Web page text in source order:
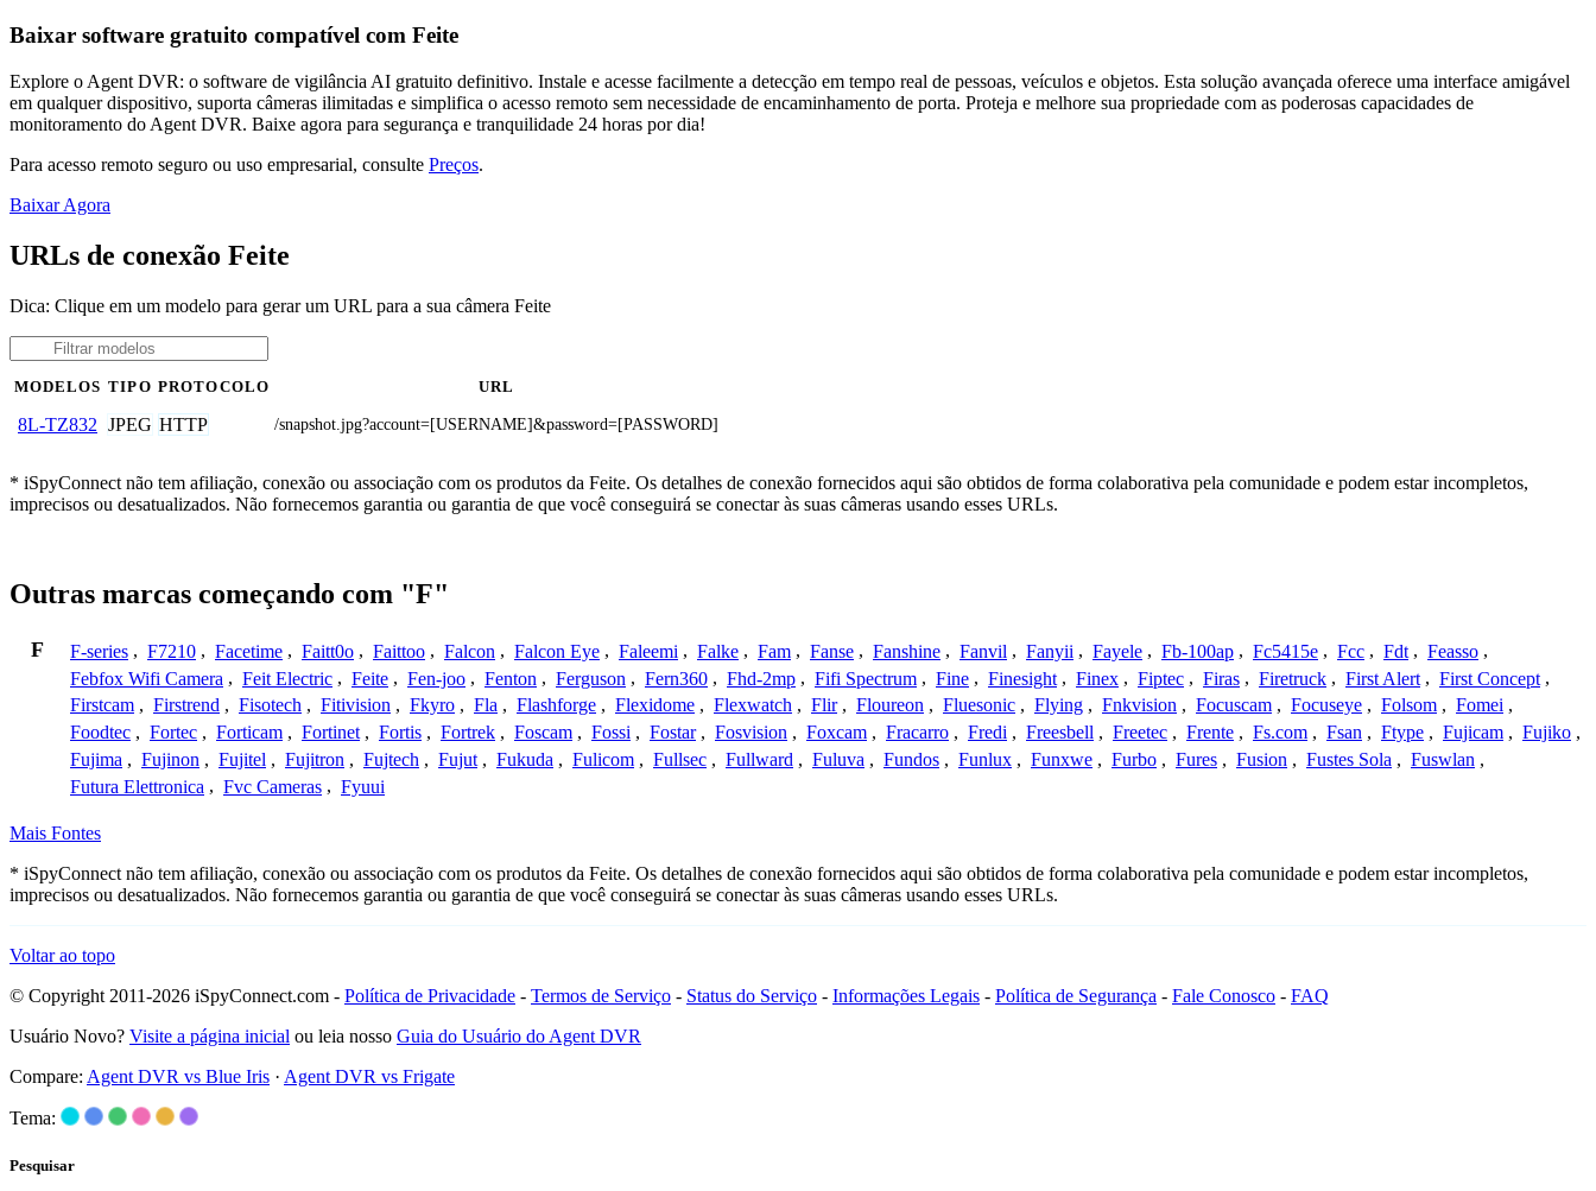
Baixar software gratuito compatível com Feite
Explore o Agent DVR: o software de vigilância AI gratuito definitivo. Instale e acesse facilmente a detecção em tempo real de pessoas, veículos e objetos. Esta solução avançada oferece uma interface amigável
em qualquer dispositivo, suporta câmeras ilimitadas e simplifica o acesso remoto sem necessidade de encaminhamento de porta. Proteja e melhore sua propriedade com as poderosas capacidades de
monitoramento do Agent DVR. Baixe agora para segurança e tranquilidade 24 horas por dia!
Para acesso remoto seguro ou uso empresarial, consulte Preços.
Baixar Agora
URLs de conexão Feite
Dica: Clique em um modelo para gerar um URL para a sua câmera Feite
MODELOS TIPO PROTOCOLO URL
8L-TZ832 JPEG HTTP /snapshot.jpg?account=[USERNAME]&password=[PASSWORD]
* iSpyConnect não tem afiliação, conexão ou associação com os produtos da Feite. Os detalhes de conexão fornecidos aqui são obtidos de forma colaborativa pela comunidade e podem estar incompletos,
imprecisos ou desatualizados. Não fornecemos garantia ou garantia de que você conseguirá se conectar às suas câmeras usando esses URLs.
Outras marcas começando com "F"
F F-series , F7210 , Facetime , Faitt0o , Faittoo , Falcon , Falcon Eye , Faleemi , Falke , Fam , Fanse , Fanshine , Fanvil , Fanyii , Fayele , Fb-100ap , Fc5415e , Fcc , Fdt , Feasso ,
Febfox Wifi Camera , Feit Electric , Feite , Fen-joo , Fenton , Ferguson , Fern360 , Fhd-2mp , Fifi Spectrum , Fine , Finesight , Finex , Fiptec , Firas , Firetruck , First Alert , First Concept ,
Firstcam , Firstrend , Fisotech , Fitivision , Fkyro , Fla , Flashforge , Flexidome , Flexwatch , Flir , Floureon , Fluesonic , Flying , Fnkvision , Focuscam , Focuseye , Folsom , Fomei ,
Foodtec , Fortec , Forticam , Fortinet , Fortis , Fortrek , Foscam , Fossi , Fostar , Fosvision , Foxcam , Fracarro , Fredi , Freesbell , Freetec , Frente , Fs.com , Fsan , Ftype , Fujicam , Fujiko ,
Fujima , Fujinon , Fujitel , Fujitron , Fujtech , Fujut , Fukuda , Fulicom , Fullsec , Fullward , Fuluva , Fundos , Funlux , Funxwe , Furbo , Fures , Fusion , Fustes Sola , Fuswlan ,
Futura Elettronica , Fvc Cameras , Fyuui
Mais Fontes
* iSpyConnect não tem afiliação, conexão ou associação com os produtos da Feite. Os detalhes de conexão fornecidos aqui são obtidos de forma colaborativa pela comunidade e podem estar incompletos,
imprecisos ou desatualizados. Não fornecemos garantia ou garantia de que você conseguirá se conectar às suas câmeras usando esses URLs.
Voltar ao topo
© Copyright 2011-2026 iSpyConnect.com - Política de Privacidade - Termos de Serviço - Status do Serviço - Informações Legais - Política de Segurança - Fale Conosco - FAQ
Usuário Novo? Visite a página inicial ou leia nosso Guia do Usuário do Agent DVR
Compare: Agent DVR vs Blue Iris · Agent DVR vs Frigate
Tema:
Pesquisar